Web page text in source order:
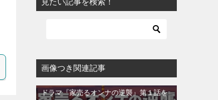
見たい記事を検索！
画像つき関連記事
ドラマ『家売るオンナの逆襲』第１話を